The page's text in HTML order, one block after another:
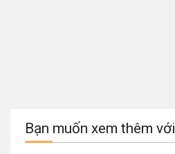
Bạn muốn xem thêm với